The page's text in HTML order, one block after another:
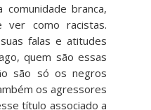
branca,
ver como racistas.
falas e atitudes
quem são essas
são só os negros
os agressores
título associado a